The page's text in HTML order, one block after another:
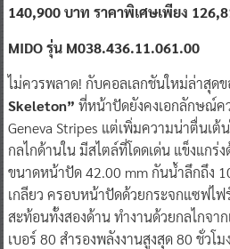
140,900 บาท ราคาพิเศษเพียง
MIDO รุ่น M038.436.11.061.00
ไม่ควรพลาด! กับคอลเลกชันใหม่ล่าสุดข
Skeleton” ที่หน้าปัดยังคงเอกลักษณ์ค
Geneva Stripes แต่เพิ่มความน่าตื่นเต้
กลไกด้านใน มีสไตล์ที่โดดเด่น แข็งแกร่
ขนาดหน้าปัด 42.00 mm กันน้ำลึกถึง
เกลียว ครอบหน้าปัดด้วยกระจกแซฟไฟ
สะท้อนทั้งสองด้าน ทำงานด้วยกลไกจา
เบอร์ 80 สำรองพลังงานสูงสุด 80 ชั่วโ